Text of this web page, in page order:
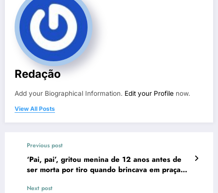
Redação
Add your Biographical Information. Edit your Profile now.
View All Posts
Previous post
‘Pai, pai’, gritou menina de 12 anos antes de
ser morta por tiro quando brincava em praça
Next post